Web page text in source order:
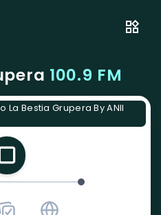
100.9 FM
La Bestia Grupera By ANII